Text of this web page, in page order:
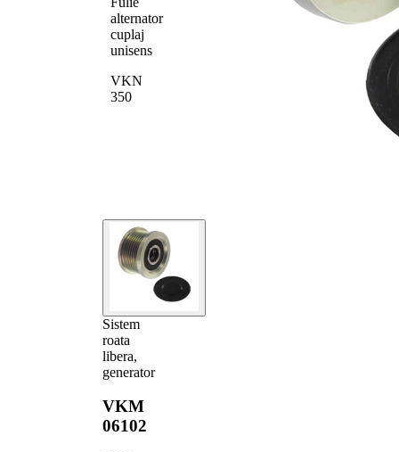
Sistem
roata
libera,
generator
VKM
06102
alternator
cuplaj
unisens
VKN
350